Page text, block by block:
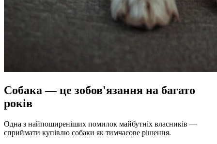
Собака — це зобов'язання на багато
років
Одна з найпоширеніших помилок майбутніх власників —
сприймати купівлю собаки як тимчасове рішення.